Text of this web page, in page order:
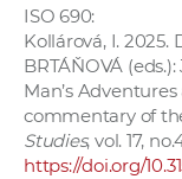
ISO 690:
Kollárová, I. 2025.
BRTÁŇOVÁ
Man’s
commentary of
Studies, vol. 17,
https://doi.org/